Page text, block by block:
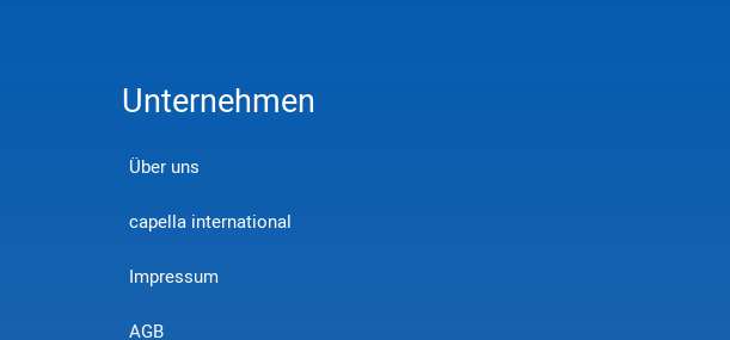
Unternehmen
Über uns
capella international
Impressum
AGB